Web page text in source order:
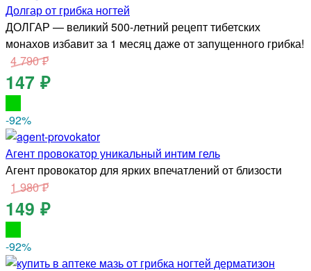
Долгар от грибка ногтей
ДОЛГАР — великий 500-летний рецепт тибетских
монахов избавит за 1 месяц даже от запущенного грибка!
4 790 ₽
147 ₽
-92%
Агент провокатор уникальный интим гель
Агент провокатор для ярких впечатлений от близости
1 980 ₽
149 ₽
-92%